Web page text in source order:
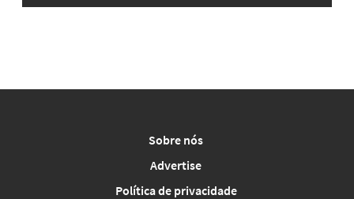
Sobre nós
Advertise
Política de privacidade